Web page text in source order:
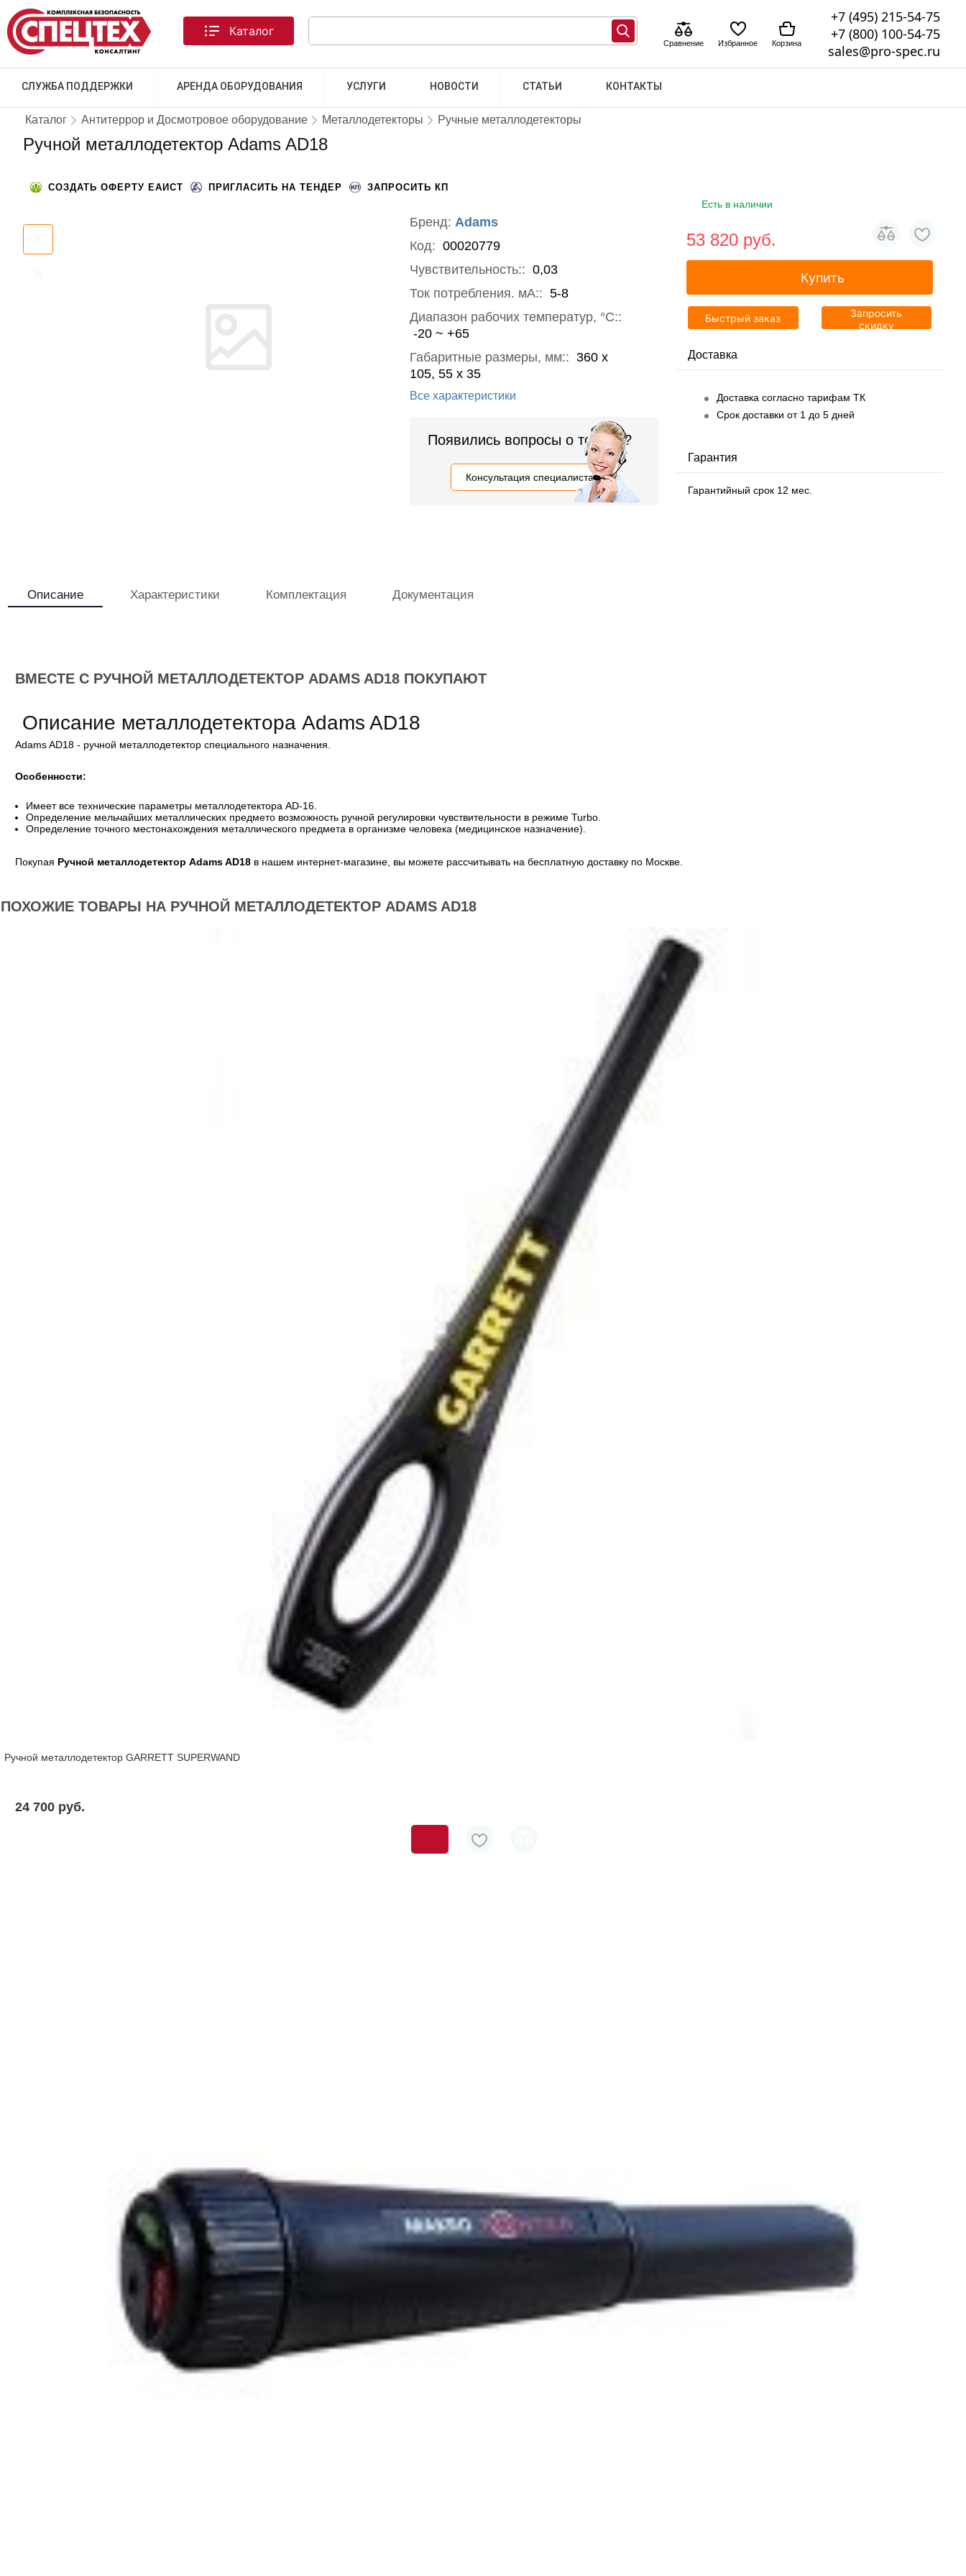
СЛУЖБА ПОДДЕРЖКИ АРЕНДА ОБОРУДОВАНИЯ УСЛУГИ НОВОСТИ СТАТЬИ КОНТАКТЫ
Каталог
Сравнение Избранное Корзина
+7 (495) 215-54-75
+7 (800) 100-54-75
sales@pro-spec.ru
Каталог Антитеррор и Досмотровое оборудование Металлодетекторы Ручные металлодетекторы
Ручной металлодетектор Adams AD18
СОЗДАТЬ ОФЕРТУ ЕАИСТ ПРИГЛАСИТЬ НА ТЕНДЕР ЗАПРОСИТЬ КП
Есть в наличии
Бренд: Adams
Код: 00020779
Чувствительность:: 0,03
Ток потребления. мА:: 5-8
Диапазон рабочих температур, °С::
-20 ~ +65
Габаритные размеры, мм:: 360 x
105, 55 x 35
Все характеристики
Появились вопросы о товаре?
Консультация специалиста
53 820 pуб.
Купить
Быстрый заказ
Запросить
скидку
Доставка
Доставка согласно тарифам ТК
Срок доставки от 1 до 5 дней
Гарантия
Гарантийный срок 12 мес.
Описание
ВМЕСТЕ С РУЧНОЙ МЕТАЛЛОДЕТЕКТОР ADAMS AD18 ПОКУПАЮТ
Описание металлодетектора Adams AD18
Adams AD18 - ручной металлодетектор специального назначения.
Особенности:
Имеет все технические параметры металлодетектора AD-16.
Определение мельчайших металлических предмето возможность ручной регулировки чувствительности в режиме Turbo.
Определение точного местонахождения металлического предмета в организме человека (медицинское назначение).
Покупая Ручной металлодетектор Adams AD18 в нашем интернет-магазине, вы можете рассчитывать на бесплатную доставку по Москве.
Характеристики Комплектация Документация
ПОХОЖИЕ ТОВАРЫ НА РУЧНОЙ МЕТАЛЛОДЕТЕКТОР ADAMS AD18
Ручной металлодетектор GARRETT SUPERWAND
24 700 pуб.